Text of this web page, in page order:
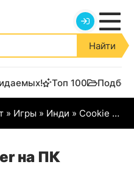
Найти
Топ 100
» Игры » Инди » Cookie Cutter
на ПК